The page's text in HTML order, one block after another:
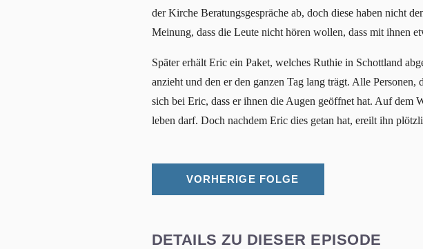
der Kirche Beratungsgespräche ab, doch diese haben nicht
Meinung, dass die Leute nicht hören wollen, dass mit ihnen
Später erhält Eric ein Paket, welches Ruthie in Schottland
anzieht und den er den ganzen Tag lang trägt. Alle
sich bei Eric, dass er ihnen die Augen geöffnet hat. Auf dem
leben darf. Doch nachdem Eric dies getan hat, ereilt ihn
VORHERIGE FOLGE
DETAILS ZU DIESER EPISODE